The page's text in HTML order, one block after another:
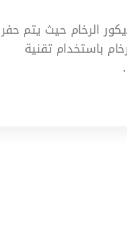
الرخام حيث يتم حفر
باستخدام تقنية